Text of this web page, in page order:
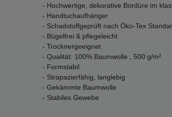
- Hochwertige, dekorative Bordüre im
- Handtuchaufhänger
- Schadstoffgeprüft nach Öko-Tex
- Bügelfrei & pflegeleicht
- Trocknergeeignet
- Qualität: 100% Baumwolle , 500 g/m²
- Formstabil
- Strapazierfähig, langlebig
- Gekämmte Baumwolle
- Stabiles Gewebe